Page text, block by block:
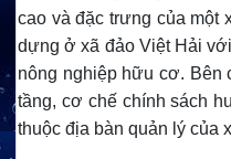
cao và đặc trưng của một
dựng ở xã đảo Việt Hải
nông nghiệp hữu cơ. Bên
tầng, cơ chế chính sách
thuộc địa bàn quản lý của